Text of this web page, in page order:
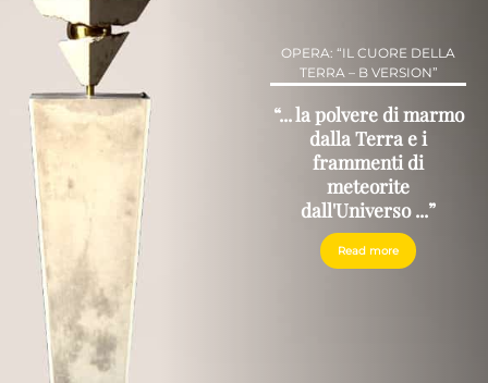
OPERA: “IL CUORE DELLA
TERRA – B VERSION”
“... la polvere di marmo
dalla Terra e i
frammenti di
meteorite
dall'Universo ...”
Read more